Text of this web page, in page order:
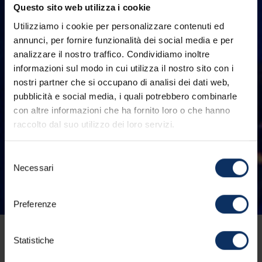
Questo sito web utilizza i cookie
Utilizziamo i cookie per personalizzare contenuti ed
annunci, per fornire funzionalità dei social media e per
analizzare il nostro traffico. Condividiamo inoltre
informazioni sul modo in cui utilizza il nostro sito con i
nostri partner che si occupano di analisi dei dati web,
pubblicità e social media, i quali potrebbero combinarle
con altre informazioni che ha fornito loro o che hanno
raccolto dal suo utilizzo dei loro servizi.
delNecessari
Preferenze
Statistiche